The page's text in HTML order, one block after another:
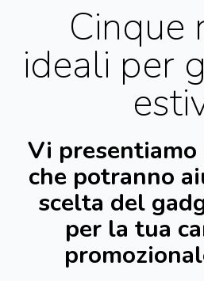
Cinque
ideali per
Vi presentiamo
che potranno
scelta del
per la tua